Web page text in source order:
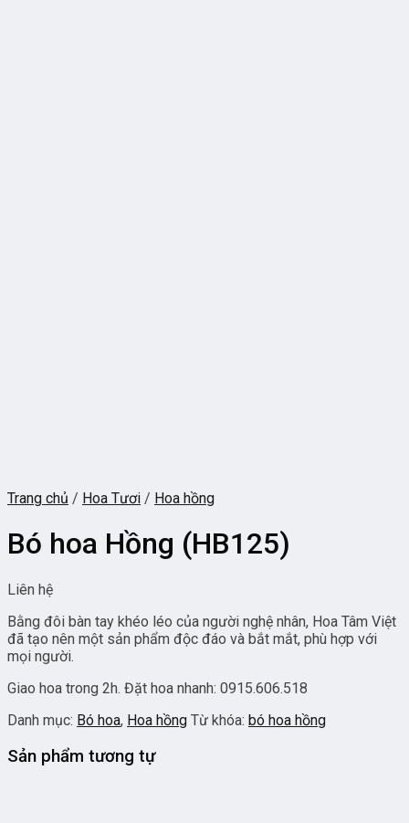
Trang chủ / Hoa Tươi / Hoa hồng
Bó hoa Hồng (HB125)
Liên hệ
Bằng đôi bàn tay khéo léo của người nghệ nhân, Hoa Tâm Việt
đã tạo nên một sản phẩm độc đáo và bắt mắt, phù hợp với
mọi người.
Giao hoa trong 2h. Đặt hoa nhanh: 0915.606.518
Danh mục: Bó hoa, Hoa hồng Từ khóa: bó hoa hồng
Sản phẩm tương tự